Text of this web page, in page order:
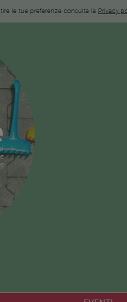
le tue preferenze consulta la Privacy